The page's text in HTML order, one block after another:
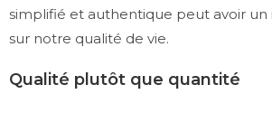
simplifié et authentique peut avoir
sur notre qualité de vie.
Qualité plutôt que quantité